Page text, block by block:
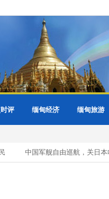
评 缅甸经济 缅甸旅游
中国军舰自由巡航，关日本啥